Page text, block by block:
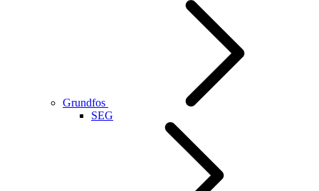
Grundfos
SEG